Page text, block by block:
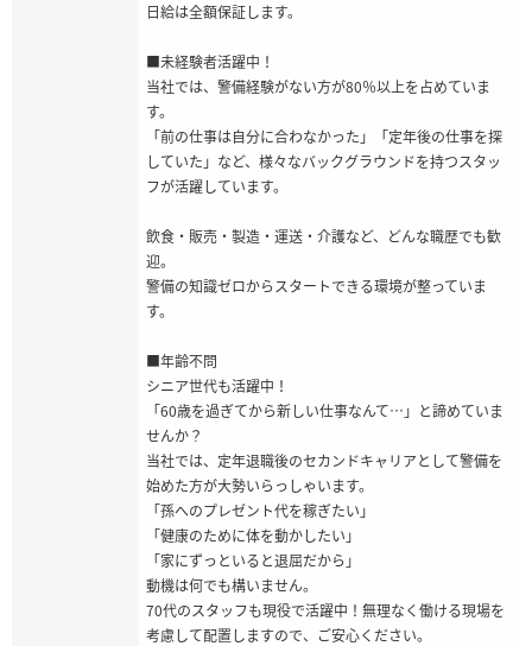
日給は全額保証します。
■未経験者活躍中！
当社では、警備経験がない方が80％以上を占めていま
す。
「前の仕事は自分に合わなかった」「定年後の仕事を探
していた」など、様々なバックグラウンドを持つスタッ
フが活躍しています。
飲食・販売・製造・運送・介護など、どんな職歴でも歓
迎。
警備の知識ゼロからスタートできる環境が整っていま
す。
■年齢不問
シニア世代も活躍中！
「60歳を過ぎてから新しい仕事なんて…」と諦めていま
せんか？
当社では、定年退職後のセカンドキャリアとして警備を
始めた方が大勢いらっしゃいます。
「孫へのプレゼント代を稼ぎたい」
「健康のために体を動かしたい」
「家にずっといると退屈だから」
動機は何でも構いません。
70代のスタッフも現役で活躍中！無理なく働ける現場を
考慮して配置しますので、ご安心ください。